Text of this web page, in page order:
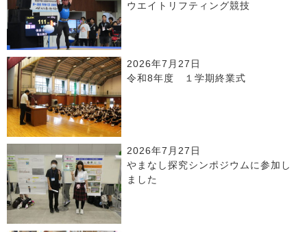
ウエイトリフティング競技
2026年7月27日
令和8年度 １学期終業式
2026年7月27日
やまなし探究シンポジウムに参加し
ました